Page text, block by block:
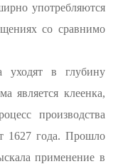
употребляются
со сравнимо
уходят в глубину
является клеенка,
производства
1627 года. Прошло
применение в